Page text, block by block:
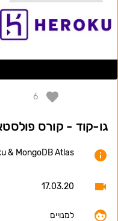
6
גו-קוד - קורס
& MongoDB Atlas
17.03.20
למנויים